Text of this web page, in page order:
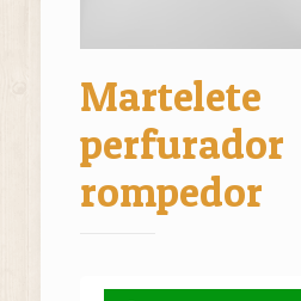
Martelete
perfurador
rompedor